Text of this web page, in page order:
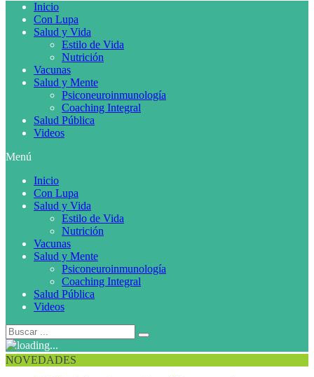
Inicio
Con Lupa
Salud y Vida
Estilo de Vida
Nutrición
Vacunas
Salud y Mente
Psiconeuroinmunología
Coaching Integral
Salud Pública
Videos
Menú
Inicio
Con Lupa
Salud y Vida
Estilo de Vida
Nutrición
Vacunas
Salud y Mente
Psiconeuroinmunología
Coaching Integral
Salud Pública
Videos
NOVEDADES